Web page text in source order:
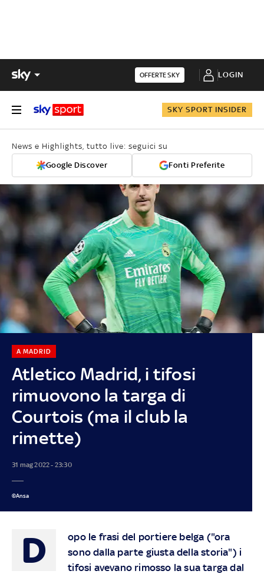
OFFERTE SKY LOGIN
SKY SPORT INSIDER
News e Highlights, tutto live: seguici su
Google Discover Fonti Preferite
Atletico Madrid, i tifosi
rimuovono la targa di
Courtois (ma il club la
rimette)
A MADRID
31 mag 2022 - 23:30
©Ansa
D
opo le frasi del portiere belga ("ora
sono dalla parte giusta della storia") i
tifosi avevano rimosso la sua targa dal